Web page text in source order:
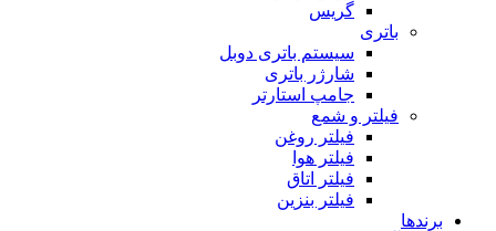
گریس
باتری
سیستم باتری دوبل
شارژر باتری
جامپ استارتر
فیلتر و شمع
فیلتر روغن
فیلتر هوا
فیلتر اتاق
فیلتر بنزین
برندها